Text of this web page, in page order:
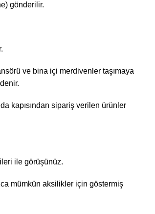
gönderilir.
ve bina içi merdivenler taşımaya
kapısından sipariş verilen ürünler
ile görüşünüz.
mümkün aksilikler için göstermiş